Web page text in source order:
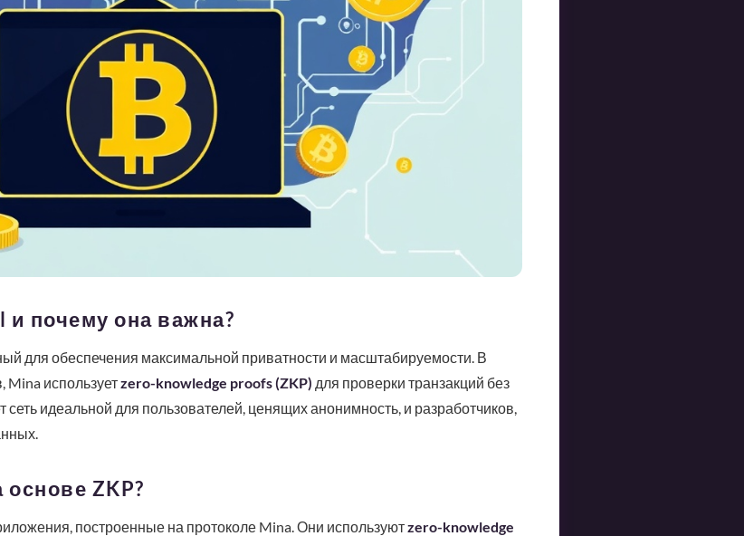
и почему она важна?
для обеспечения максимальной приватности и масштабируемости. В
Mina используетzero-knowledge proofs (ZKP) для проверки транзакций без
идеальной для пользователей, ценящих анонимность, и разработчиков,
основе ZKP?
построенные на протоколе Mina. Они используютzero-knowledge